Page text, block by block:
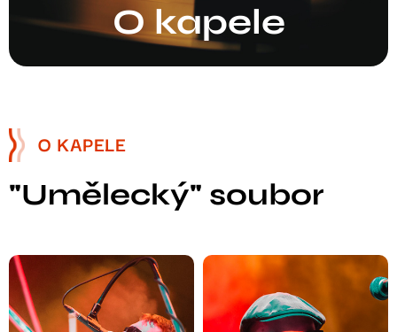
O kapele
O KAPELE
"Umělecký" soubor